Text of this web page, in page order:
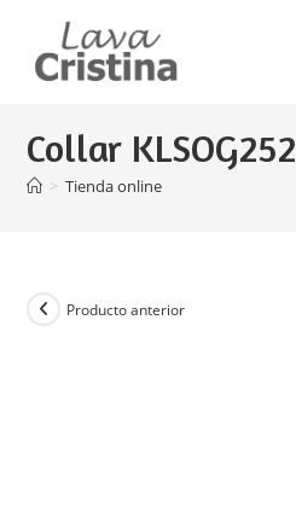
contenido
Collar KLSOG252
> Tienda online
Producto anterior